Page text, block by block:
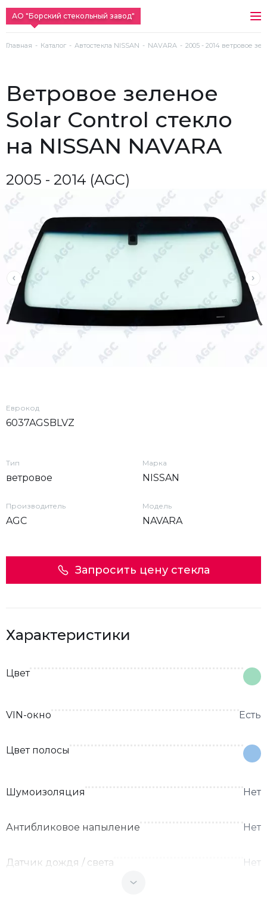
АО "Борский стекольный завод"
Главная Каталог Автостекла NISSAN NAVARA 2005 - 2014 ветровое
ветровое зеленое
Solar Control стекло
на NISSAN NAVARA
2005 - 2014 (AGC)
Еврокод
6037AGSBLVZ
Тип
ветровое
Марка
NISSAN
Производитель
AGC
Модель
NAVARA
Запросить цену стекла
Характеристики
Цвет
VIN-окно Есть
Цвет полосы
Шумоизоляция Нет
Антибликовое напыление Нет
Датчик дождя / света Нет